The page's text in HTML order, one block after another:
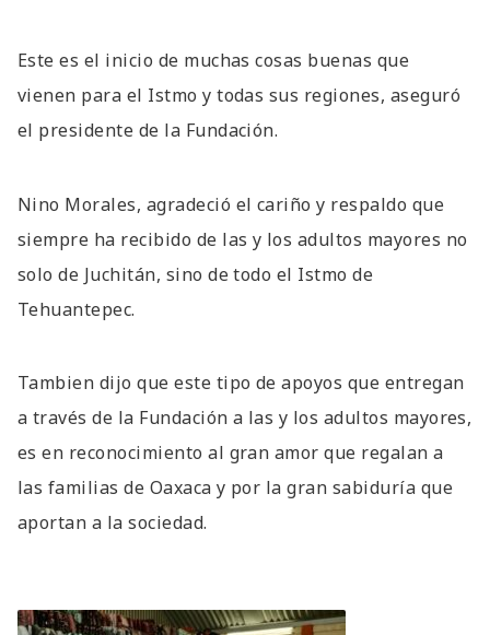
Este es el inicio de muchas cosas buenas que
vienen para el Istmo y todas sus regiones, aseguró
el presidente de la Fundación.
Nino Morales, agradeció el cariño y respaldo que
siempre ha recibido de las y los adultos mayores no
solo de Juchitán, sino de todo el Istmo de
Tehuantepec.
Tambien dijo que este tipo de apoyos que entregan
a través de la Fundación a las y los adultos mayores,
es en reconocimiento al gran amor que regalan a
las familias de Oaxaca y por la gran sabiduría que
aportan a la sociedad.